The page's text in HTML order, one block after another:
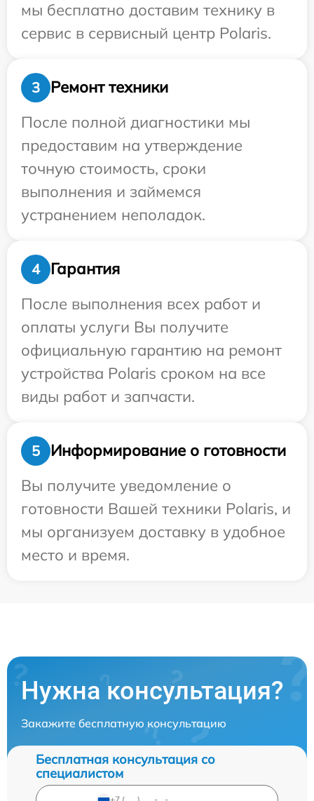
мы бесплатно доставим технику в
сервис в сервисный центр Polaris.
3
Ремонт техники
После полной диагностики мы
предоставим на утверждение
точную стоимость, сроки
выполнения и займемся
устранением неполадок.
4
Гарантия
После выполнения всех работ и
оплаты услуги Вы получите
официальную гарантию на ремонт
устройства Polaris сроком на все
виды работ и запчасти.
5
Информирование о готовности
Вы получите уведомление о
готовности Вашей техники Polaris, и
мы организуем доставку в удобное
место и время.
Нужна консультация?
Закажите бесплатную консультацию
Бесплатная консультация со
специалистом